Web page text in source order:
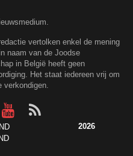
vertolken enkel de mening
naam van de Joodse
in België heeft geen
Het staat iedereen vrij om
verkondigen.
2026